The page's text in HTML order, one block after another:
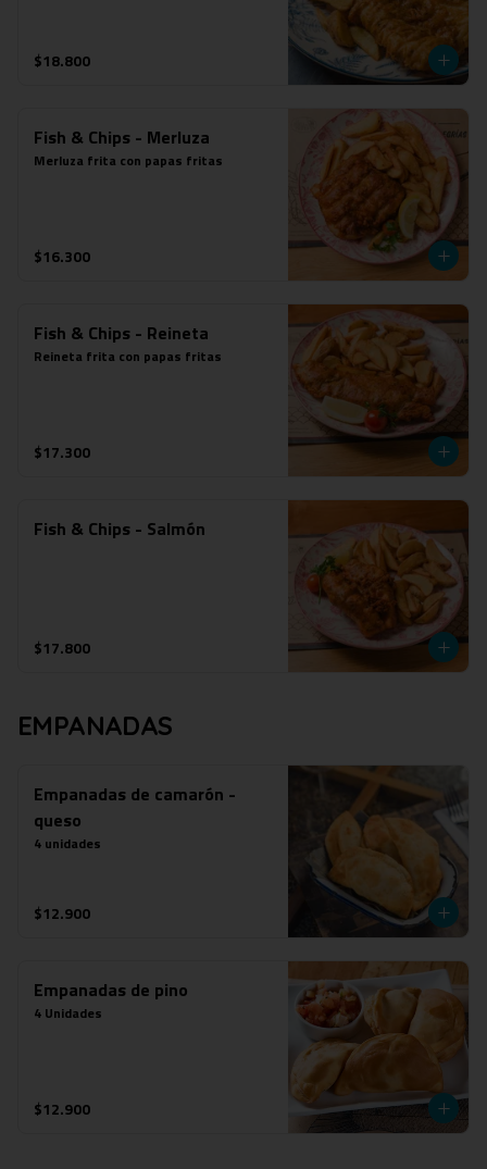
$18.800
Fish & Chips - Merluza
Merluza frita con papas fritas
$16.300
Fish & Chips - Reineta
Reineta frita con papas fritas
$17.300
Fish & Chips - Salmón
$17.800
EMPANADAS
Empanadas de camarón -
queso
4 unidades
$12.900
Empanadas de pino
4 Unidades
$12.900